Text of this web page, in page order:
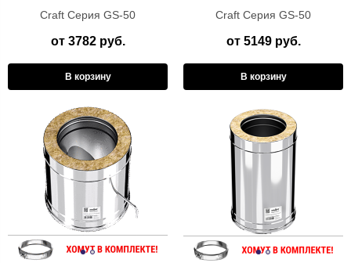
Craft Cерия GS-50
от 3782 руб.
В корзину
Craft Cерия GS-50
от 5149 руб.
В корзину